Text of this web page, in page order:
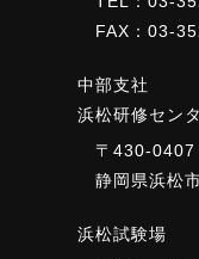
FAX：03-
中部支社
浜松研修セン
〒430-0407
静岡県浜松
浜松試験場